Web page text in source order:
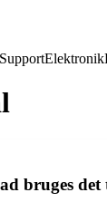
SupportElektronik
bruges det